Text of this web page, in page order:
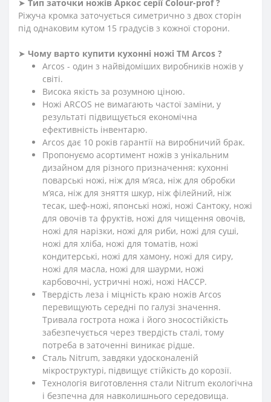
➤ Тип заточки ножів Аркос серії Сolour-prof ?
Ріжуча кромка заточується симетрично з двох сторін
під однаковим кутом 15 градусів з кожної сторони.
➤ Чому варто купити кухонні ножі ТМ Arcos ?
Arcos - один з найвідоміших виробників ножів у
світі.
Висока якість за розумною ціною.
Ножі ARCOS не вимагають частої заміни, у
результаті підвищується економічна
ефективність інвентарю.
Arcos дає 10 років гарантії на виробничий брак.
Пропонуємо асортимент ножів з унікальним
дизайном для різного призначення: кухонні
поварські ножі, ніж для м’яса, ніж для обробки
м’яса, ніж для зняття шкур, ніж філейний, ніж
тесак, шеф-ножі, японські ножі, ножі Сантоку, ножі
для овочів та фруктів, ножі для чищення овочів,
ножі для нарізки, ножі для риби, ножі для суші,
ножі для хліба, ножі для томатів, ножі
кондитерські, ножі для хамону, ножі для сиру,
ножі для масла, ножі для шаурми, ножі
карбовочні, устричні ножі, ножі HACCP.
Твердість леза і міцність краю ножів Arcos
перевищують середні по галузі значення.
Тривала гострота ножа і його зносостійкість
забезпечується через твердість сталі, тому
потреба в заточенні виникає рідше.
Сталь Nitrum, завдяки удосконаленій
мікроструктурі, підвищує стійкість до корозії.
Технологія виготовлення стали Nitrum екологічна
і безпечна для навколишнього середовища.